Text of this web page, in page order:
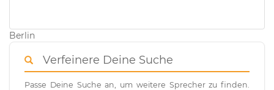
Berlin
Verfeinere Deine Suche
Passe Deine Suche an, um weitere Sprecher zu finden.